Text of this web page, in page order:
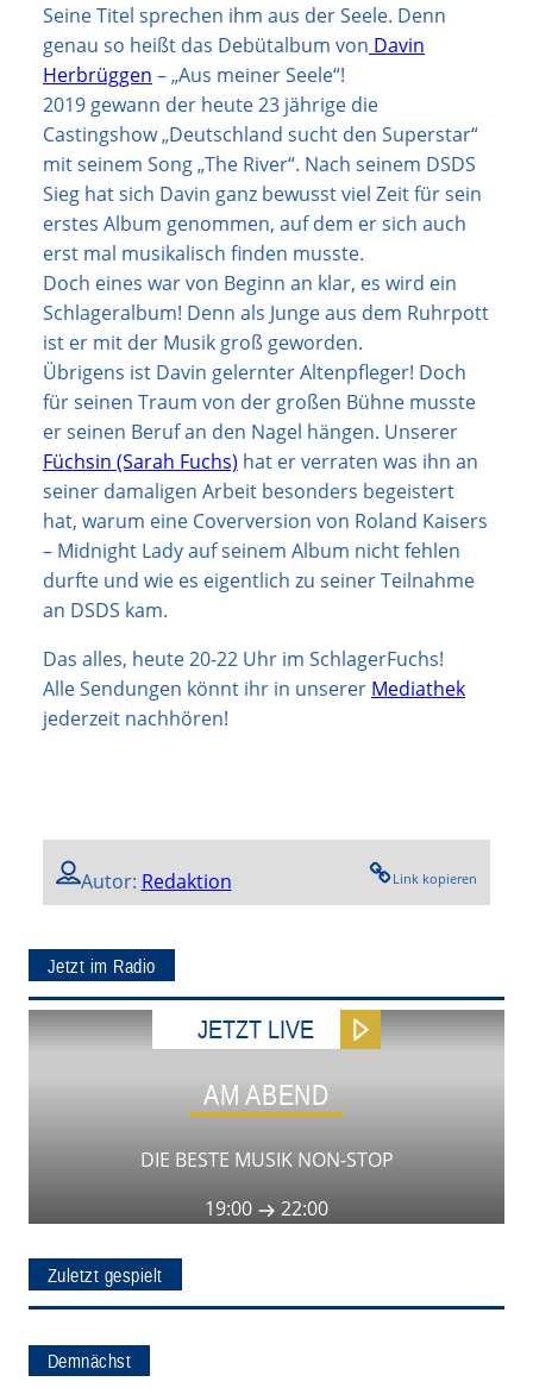
Seine Titel sprechen ihm aus der Seele. Denn
genau so heißt das Debütalbum von Davin
Herbrüggen – „Aus meiner Seele“!
2019 gewann der heute 23 jährige die
Castingshow „Deutschland sucht den Superstar“
mit seinem Song „The River“. Nach seinem DSDS
Sieg hat sich Davin ganz bewusst viel Zeit für sein
erstes Album genommen, auf dem er sich auch
erst mal musikalisch finden musste.
Doch eines war von Beginn an klar, es wird ein
Schlageralbum! Denn als Junge aus dem Ruhrpott
ist er mit der Musik groß geworden.
Übrigens ist Davin gelernter Altenpfleger! Doch
für seinen Traum von der großen Bühne musste
er seinen Beruf an den Nagel hängen. Unserer
Füchsin (Sarah Fuchs) hat er verraten was ihn an
seiner damaligen Arbeit besonders begeistert
hat, warum eine Coverversion von Roland Kaisers
– Midnight Lady auf seinem Album nicht fehlen
durfte und wie es eigentlich zu seiner Teilnahme
an DSDS kam.
Das alles, heute 20-22 Uhr im SchlagerFuchs!
Alle Sendungen könnt ihr in unserer Mediathek
jederzeit nachhören!
Autor: Redaktion Link kopieren
Jetzt im Radio
JETZT LIVE
AM ABEND
DIE BESTE MUSIK NON-STOP
19:00
22:00
Zuletzt gespielt
Demnächst